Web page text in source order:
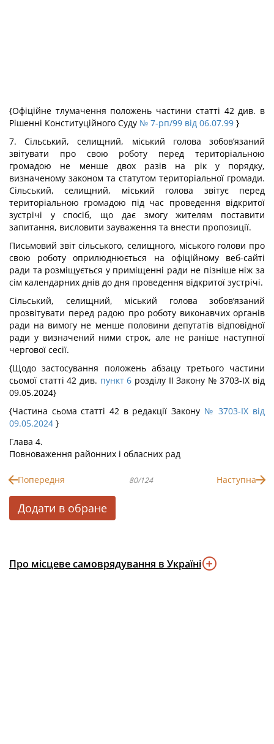
{Офіційне тлумачення положень частини статті 42 див. в
Рішенні Конституційного Суду № 7-рп/99 від 06.07.99 }
7. Сільський, селищний, міський голова зобов’язаний
звітувати про свою роботу перед територіальною
громадою не менше двох разів на рік у порядку,
визначеному законом та статутом територіальної громади.
Сільський, селищний, міський голова звітує перед
територіальною громадою під час проведення відкритої
зустрічі у спосіб, що дає змогу жителям поставити
запитання, висловити зауваження та внести пропозиції.
Письмовий звіт сільського, селищного, міського голови про
свою роботу оприлюднюється на офіційному веб-сайті
ради та розміщується у приміщенні ради не пізніше ніж за
сім календарних днів до дня проведення відкритої зустрічі.
Сільський, селищний, міський голова зобов’язаний
прозвітувати перед радою про роботу виконавчих органів
ради на вимогу не менше половини депутатів відповідної
ради у визначений ними строк, але не раніше наступної
чергової сесії.
{Щодо застосування положень абзацу третього частини
сьомої статті 42 див. пункт 6 розділу II Закону № 3703-IX від
09.05.2024}
{Частина сьома статті 42 в редакції Закону № 3703-IX від
09.05.2024 }
Глава 4.
Повноваження районних і обласних рад
Попередня 80/124 Наступна
Додати в обране
Про місцеве самоврядування в Україні